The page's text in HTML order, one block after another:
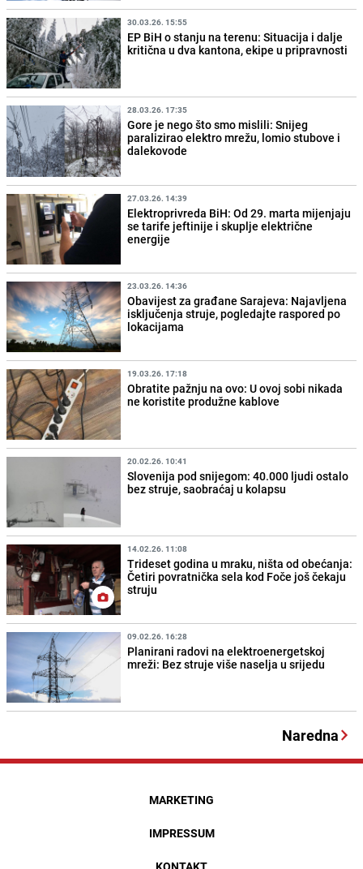
30.03.26. 15:55
EP BiH o stanju na terenu: Situacija i dalje
kritična u dva kantona, ekipe u pripravnosti
28.03.26. 17:35
Gore je nego što smo mislili: Snijeg
paralizirao elektro mrežu, lomio stubove i
dalekovode
27.03.26. 14:39
Elektroprivreda BiH: Od 29. marta mijenjaju
se tarife jeftinije i skuplje električne
energije
23.03.26. 14:36
Obavijest za građane Sarajeva: Najavljena
isključenja struje, pogledajte raspored po
lokacijama
19.03.26. 17:18
Obratite pažnju na ovo: U ovoj sobi nikada
ne koristite produžne kablove
20.02.26. 10:41
Slovenija pod snijegom: 40.000 ljudi ostalo
bez struje, saobraćaj u kolapsu
14.02.26. 11:08
Trideset godina u mraku, ništa od obećanja:
Četiri povratnička sela kod Foče još čekaju
struju
09.02.26. 16:28
Planirani radovi na elektroenergetskoj
mreži: Bez struje više naselja u srijedu
Naredna
MARKETING
IMPRESSUM